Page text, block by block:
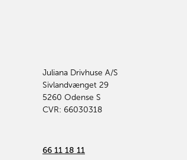
Juliana Drivhuse A/S
Sivlandvænget 29
5260 Odense S
CVR: 66030318
66 11 18 11